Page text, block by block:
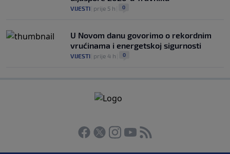
VIJESTI prije 5 h 0
U Novom danu govorimo o rekordnim
vrućinama i energetskoj sigurnosti
VIJESTI prije 4 h 0